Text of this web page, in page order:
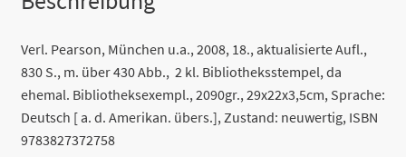
Verl. Pearson, München u.a., 2008, 18., aktualisierte Aufl.,
830 S., m. über 430 Abb., 2 kl. Bibliotheksstempel, da
ehemal. Bibliotheksexempl., 2090gr., 29x22x3,5cm, Sprache:
Deutsch [ a. d. Amerikan. übers.], Zustand: neuwertig, ISBN
9783827372758